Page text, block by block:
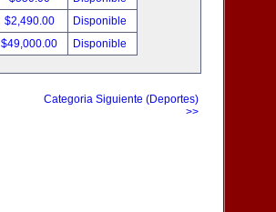
$2,490.00
Disponible
$49,000.00 Disponible
Categoria Siguiente (Deportes)
>>